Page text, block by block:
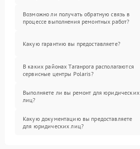
Возможно ли получать обратную связь в
процессе выполнения ремонтных работ?
Какую гарантию вы предоставляете?
В каких районах Таганрога располагаются
сервисные центры Polaris?
Выполняете ли вы ремонт для юридических
лиц?
Какую документацию вы предоставляете
для юридических лиц?